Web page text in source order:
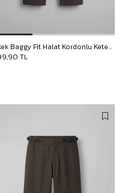
Erkek Baggy Fit Halat Kordonlu Keten Görünümlü Pantolon Kahverengi
TL